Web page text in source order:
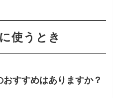
使うとき
すすめはありますか？